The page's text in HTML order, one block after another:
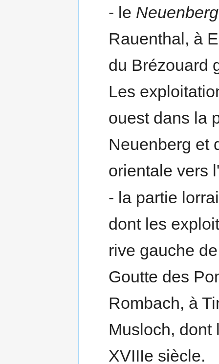
- le Neuenberg
Rauenthal, à
du Brézouard
Les
ouest dans la
Neuenberg et
orientale vers
- la partie
dont les
rive gauche
Goutte des
Rombach, à
Musloch, dont
XVIIIe siècle.